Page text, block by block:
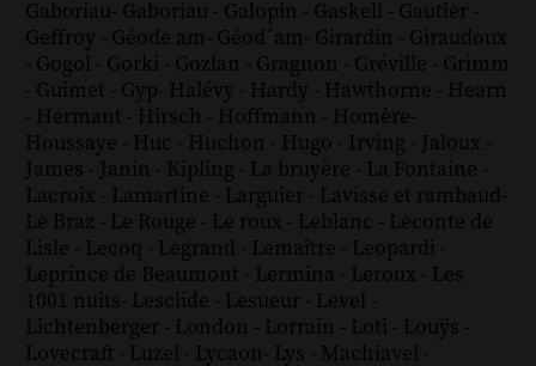
Gaboriau- Gaboriau - Galopin - Gaskell - Gautier -
Geffroy - Géode am- Géod´am- Girardin - Giraudoux
- Gogol - Gorki - Gozlan - Gragnon - Gréville - Grimm
- Guimet - Gyp- Halévy - Hardy - Hawthorne - Hearn
- Hermant - Hirsch - Hoffmann - Homère-
Houssaye - Huc - Huchon - Hugo - Irving - Jaloux -
James - Janin - Kipling - La bruyère - La Fontaine -
Lacroix - Lamartine - Larguier - Lavisse et rambaud-
Le Braz - Le Rouge - Le roux - Leblanc - Leconte de
Lisle - Lecoq - Legrand - Lemaître - Leopardi -
Leprince de Beaumont - Lermina - Leroux - Les
1001 nuits- Lesclide - Lesueur - Level -
Lichtenberger - London - Lorrain - Loti - Louÿs -
Lovecraft - Luzel - Lycaon- Lys - Machiavel -